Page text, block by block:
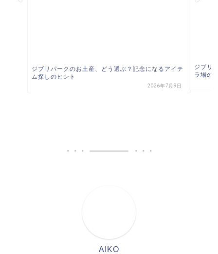
ジブリパークのお土産、どう選ぶ？記念になるアイテ
ム探しのヒント
2026年7月9日
ジブリ
ラ場の
AIKO